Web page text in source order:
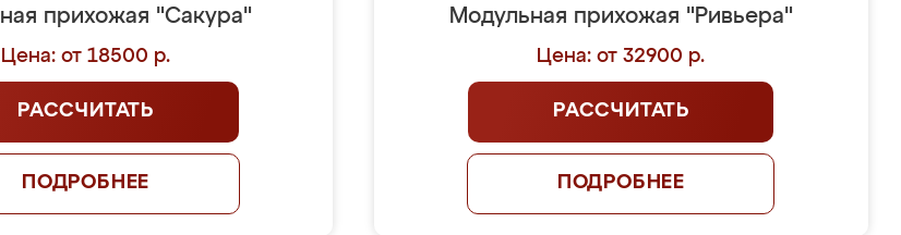
прихожая "Сакура"
Цена: от 18500 р.
РАССЧИТАТЬ
ПОДРОБНЕЕ
Модульная прихожая "Ривьера"
Цена: от 32900 р.
РАССЧИТАТЬ
ПОДРОБНЕЕ